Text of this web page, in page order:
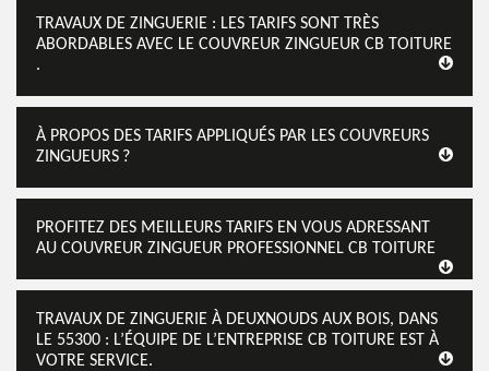
TRAVAUX DE ZINGUERIE : LES TARIFS SONT TRÈS
ABORDABLES AVEC LE COUVREUR ZINGUEUR CB TOITURE
.
À PROPOS DES TARIFS APPLIQUÉS PAR LES COUVREURS
ZINGUEURS ?
PROFITEZ DES MEILLEURS TARIFS EN VOUS ADRESSANT
AU COUVREUR ZINGUEUR PROFESSIONNEL CB TOITURE
TRAVAUX DE ZINGUERIE À DEUXNOUDS AUX BOIS, DANS
LE 55300 : L’ÉQUIPE DE L’ENTREPRISE CB TOITURE EST À
VOTRE SERVICE.